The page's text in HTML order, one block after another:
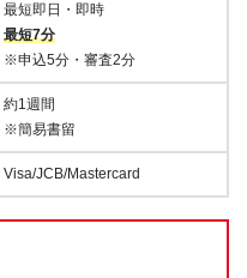
最短即日・即時
最短7分
※申込5分・審査2分
約1週間
※簡易書留
Visa/JCB/Mastercard